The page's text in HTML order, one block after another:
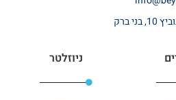
ברק
ניוזלטר